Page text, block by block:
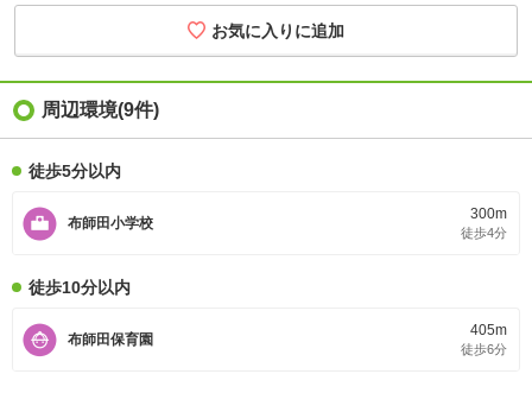
周辺環境(9件)
徒歩5分以内
布師田小学校
300m
徒歩4分
徒歩10分以内
布師田保育園
405m
徒歩6分